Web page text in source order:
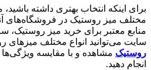
برای اینکه انتخاب بهتری داشته
مختلف میز روستیک در فروشگاه‌های
منابع معتبر برای خرید میز روستیک،
سایت می‌توانید انواع مختلف میزهای
روستیک مشاهده و با مقایسه ویژگی‌ها
انجام دهید.